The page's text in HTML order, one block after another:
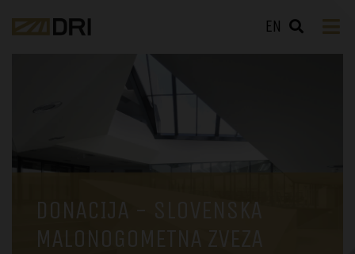
EN
DONACIJA - SLOVENSKA
MALONOGOMETNA ZVEZA